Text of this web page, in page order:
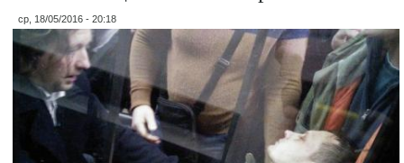
ср, 18/05/2016 - 20:18